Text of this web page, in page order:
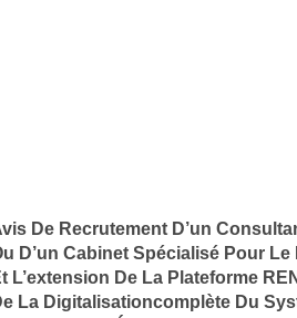
De Recrutement D’un
D’un Cabinet Spécialisé Pour
L’extension De La Plateforme
La Digitalisationcomplète Du